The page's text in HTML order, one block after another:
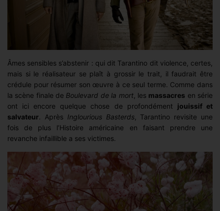
Âmes sensibles s’abstenir : qui dit Tarantino dit violence, certes,
mais si le réalisateur se plaît à grossir le trait, il faudrait être
crédule pour résumer son œuvre à ce seul terme. Comme dans
la scène finale de Boulevard de la mort, les massacres en série
ont ici encore quelque chose de profondément jouissif et
salvateur . Après Inglourious Basterds, Tarantino revisite une
fois de plus l’Histoire américaine en faisant prendre une
revanche infaillible a ses victimes.